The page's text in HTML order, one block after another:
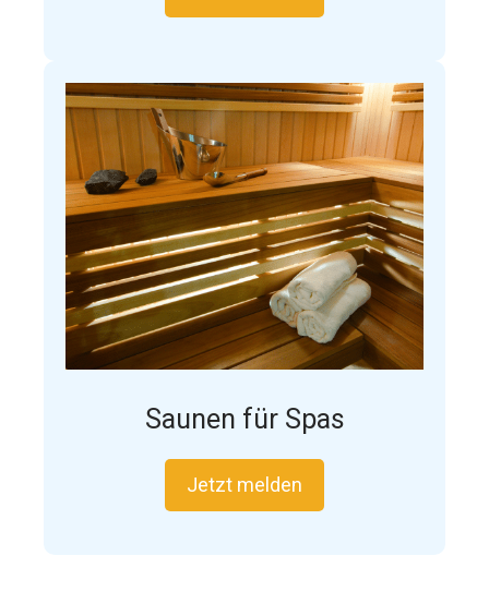
Saunen für Spas
Jetzt melden